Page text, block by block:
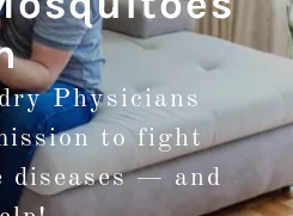
Physicians
to fight
diseases — and